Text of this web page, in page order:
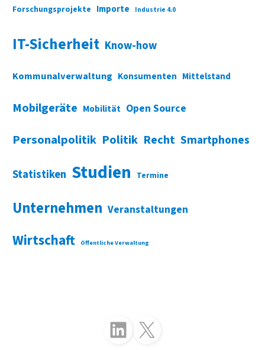
Forschungsprojekte Importe Industrie 4.0
IT-Sicherheit Know-how
Kommunalverwaltung Konsumenten Mittelstand
Mobilgeräte Mobilität Open Source
Personalpolitik Politik Recht Smartphones
Statistiken Studien Termine
Unternehmen Veranstaltungen
Wirtschaft Öffentliche Verwaltung
Folgen Sie uns auf LinkedInFolgen Sie uns auf X (Twitter)